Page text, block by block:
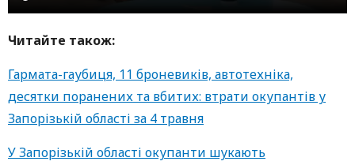
Читайте також:
Гармата-гаубиця, 11 броневиків, автотехніка,
десятки поранених та вбитих: втрати окупантів у
Запорізькій області за 4 травня
У Запорізькій області окупанти шукають